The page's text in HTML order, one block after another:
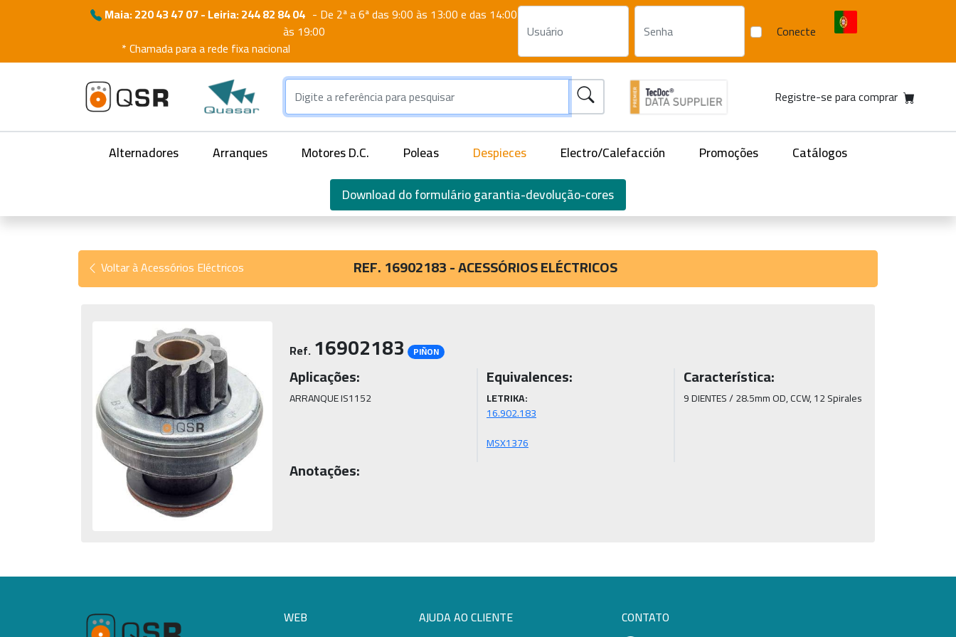
Maia: 220 43 47 07 - Leiria: 244 82 84 04 - De 2ª a 6ª das 9:00 às 13:00 e das 14:00
às 19:00
* Chamada para a rede fixa nacional
Conecte
Registre-se para comprar
Alternadores Arranques Motores D.C. Poleas Despieces Electro/Calefacción Promoções
Catálogos
Download do formulário garantia-devolução-cores
Voltar à Acessórios Eléctricos REF. 16902183 - ACESSÓRIOS ELÉCTRICOS
Ref. 16902183 PIÑON
Aplicações:
ARRANQUE IS1152
Equivalences:
LETRIKA:
16.902.183
MSX1376
Característica:
9 DIENTES / 28.5mm OD, CCW, 12 Spirales
Anotações:
WEB
AJUDA AO CLIENTE
CONTATO